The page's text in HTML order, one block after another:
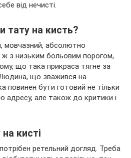
від нечисті.
тату на кисть?
абсолютно
ж з низьким больовим порогом,
що така прикраса тягне за
що зважився на
повинен бути готовий не тільки
адресу, але також до критики і
кисті
ретельний догляд. Треба